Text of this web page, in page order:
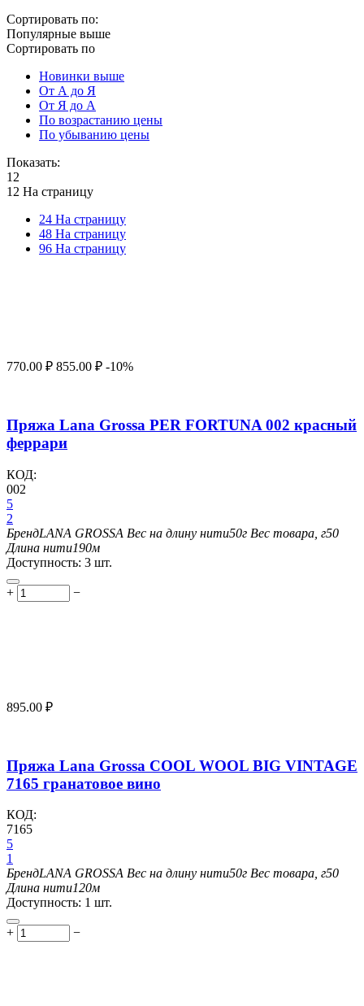
Сортировать по:
Популярные выше
Сортировать по
Новинки выше
От А до Я
От Я до А
По возрастанию цены
По убыванию цены
Показать:
12
12 На страницу
24 На страницу
48 На страницу
96 На страницу
770.00 ₽ 855.00 ₽ -10%
Пряжа Lana Grossa PER FORTUNA 002 красный
феррари
КОД:
002
5
2
БрендLANA GROSSA Вес на длину нити50г Вес товара, г50
Длина нити190м
Доступность: 3 шт.
+ −
895.00 ₽
Пряжа Lana Grossa COOL WOOL BIG VINTAGE
7165 гранатовое вино
КОД:
7165
5
1
БрендLANA GROSSA Вес на длину нити50г Вес товара, г50
Длина нити120м
Доступность: 1 шт.
+ −